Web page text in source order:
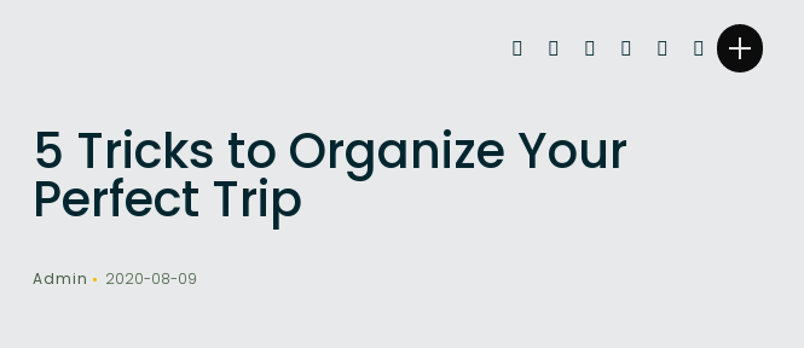
5 Tricks to Organize Your
Perfect Trip
Admin 2020-08-09